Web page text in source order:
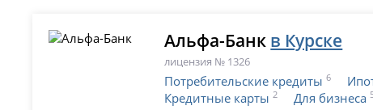
Альфа-Банк в Курске
лицензия № 1326
Потребительские кредиты 6
Кредитные карты 2 Для бизнеса